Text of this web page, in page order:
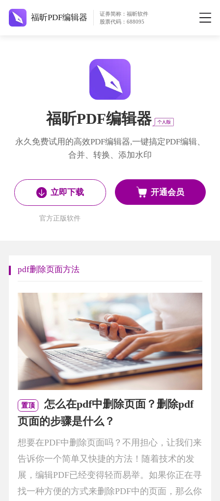
福昕PDF编辑器
证券简称：福昕软件
股票代码：688095
福昕PDF编辑器
永久免费试用的高效PDF编辑器,一键搞定PDF编辑、
合并、转换、添加水印
立即下载
官方正版软件
开通会员
pdf删除页面方法
置顶
怎么在pdf中删除页面？删除pdf
页面的步骤是什么？
想要在PDF中删除页面吗？不用担心，让我们来
告诉你一个简单又快捷的方法！随着技术的发
展，编辑PDF已经变得轻而易举。如果你正在寻
找一种方便的方式来删除PDF中的页面，那么你